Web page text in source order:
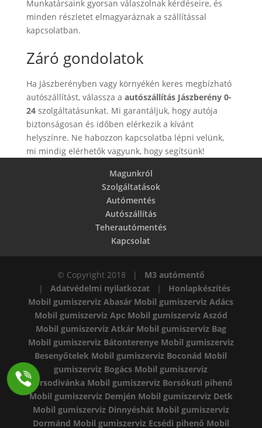
Munkatársaink gyorsan válaszolnak kérdéseire, és
minden részletet elmagyaráznak a szállítással
kapcsolatban.
Záró gondolatok
Ha Jászberényben vagy környékén keres megbízható
autószállítást, válassza a autószállítás Jászberény 0-
24szolgáltatásunkat. Mi garantáljuk, hogy autója
biztonságosan és időben elérkezik a kívánt
helyszínre. Ne habozzon kapcsolatba lépni velünk,
mi mindig elérhetők vagyunk, hogy segítsünk!
Magunkról
Szolgáltatások
Autómentés
Autószállítás
Teherautómentés
Kapcsolat
© Copyright 2018 | M3 autómentő
| Adatvédelmi nyilatkozat| Honlapkészítés
Mobil gumiszerviz Abasár Mobil gumiszerviz Adács
Mobil gumiszerviz Apc Mobil gumiszerviz Aszód
Mobil gumiszerviz Atkár Mobil gumiszerviz Bag
Mobil gumiszerviz Bátonterenye Mobil gumiszerviz
Besenyőtelek Mobil gumiszerviz Boconád Mobil
gumiszerviz Bogács Mobil gumiszerviz
Borsodivánka Mobil gumiszerviz Borsókuti pihenő
Mobil gumiszerviz Demjén Mobil gumiszerviz Detk
Mobil gumiszerviz Dinnyéshát Mobil gumiszerviz
Dormánd Mobil gumiszerviz Ecsédi pihenő Mobil